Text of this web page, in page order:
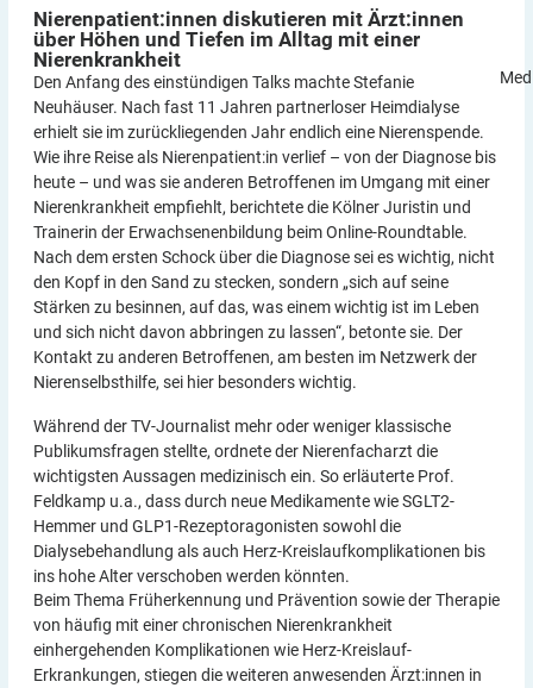
Nierenpatient:innen diskutieren mit Ärzt:innen
über Höhen und Tiefen im Alltag mit einer
Nierenkrankheit
Den Anfang des einstündigen Talks machte Stefanie
Neuhäuser. Nach fast 11 Jahren partnerloser Heimdialyse
erhielt sie im zurückliegenden Jahr endlich eine Nierenspende.
Wie ihre Reise als Nierenpatient:in verlief – von der Diagnose bis
heute – und was sie anderen Betroffenen im Umgang mit einer
Nierenkrankheit empfiehlt, berichtete die Kölner Juristin und
Trainerin der Erwachsenenbildung beim Online-Roundtable.
Nach dem ersten Schock über die Diagnose sei es wichtig, nicht
den Kopf in den Sand zu stecken, sondern „sich auf seine
Stärken zu besinnen, auf das, was einem wichtig ist im Leben
und sich nicht davon abbringen zu lassen“, betonte sie. Der
Kontakt zu anderen Betroffenen, am besten im Netzwerk der
Nierenselbsthilfe, sei hier besonders wichtig.
Während der TV-Journalist mehr oder weniger klassische
Publikumsfragen stellte, ordnete der Nierenfacharzt die
wichtigsten Aussagen medizinisch ein. So erläuterte Prof.
Feldkamp u.a., dass durch neue Medikamente wie SGLT2-
Hemmer und GLP1-Rezeptoragonisten sowohl die
Dialysebehandlung als auch Herz-Kreislaufkomplikationen bis
ins hohe Alter verschoben werden könnten.
Beim Thema Früherkennung und Prävention sowie der Therapie
von häufig mit einer chronischen Nierenkrankheit
einhergehenden Komplikationen wie Herz-Kreislauf-
Erkrankungen, stiegen die weiteren anwesenden Ärzt:innen in